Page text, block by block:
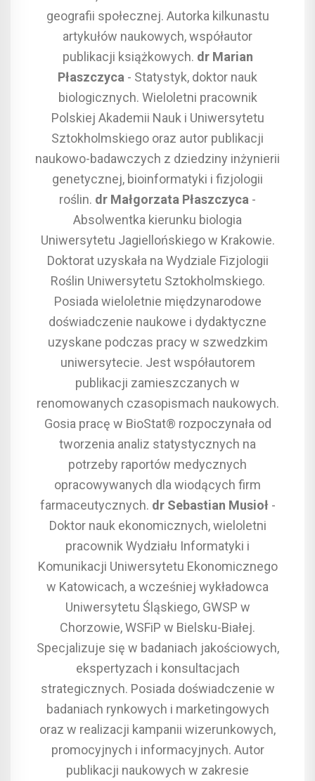
geografii społecznej. Autorka kilkunastu
artykułów naukowych, współautor
publikacji książkowych. dr Marian
Płaszczyca - Statystyk, doktor nauk
biologicznych. Wieloletni pracownik
Polskiej Akademii Nauk i Uniwersytetu
Sztokholmskiego oraz autor publikacji
naukowo-badawczych z dziedziny inżynierii
genetycznej, bioinformatyki i fizjologii
roślin. dr Małgorzata Płaszczyca -
Absolwentka kierunku biologia
Uniwersytetu Jagiellońskiego w Krakowie.
Doktorat uzyskała na Wydziale Fizjologii
Roślin Uniwersytetu Sztokholmskiego.
Posiada wieloletnie międzynarodowe
doświadczenie naukowe i dydaktyczne
uzyskane podczas pracy w szwedzkim
uniwersytecie. Jest współautorem
publikacji zamieszczanych w
renomowanych czasopismach naukowych.
Gosia pracę w BioStat® rozpoczynała od
tworzenia analiz statystycznych na
potrzeby raportów medycznych
opracowywanych dla wiodących firm
farmaceutycznych. dr Sebastian Musioł-
Doktor nauk ekonomicznych, wieloletni
pracownik Wydziału Informatyki i
Komunikacji Uniwersytetu Ekonomicznego
w Katowicach, a wcześniej wykładowca
Uniwersytetu Śląskiego, GWSP w
Chorzowie, WSFiP w Bielsku-Białej.
Specjalizuje się w badaniach jakościowych,
ekspertyzach i konsultacjach
strategicznych. Posiada doświadczenie w
badaniach rynkowych i marketingowych
oraz w realizacji kampanii wizerunkowych,
promocyjnych i informacyjnych. Autor
publikacji naukowych w zakresie